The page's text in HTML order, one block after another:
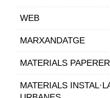
WEB
MARXANDATGE
MATERIALS
MATERIALS